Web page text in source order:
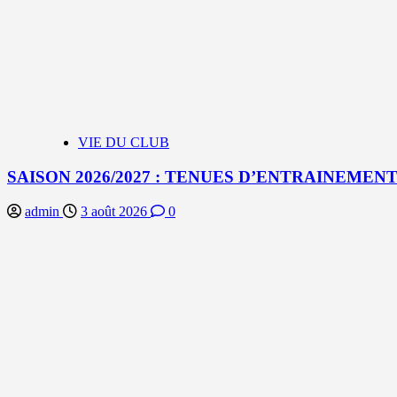
VIE DU CLUB
SAISON 2026/2027 : TENUES D’ENTRAINEMENT
admin 3 août 2026 0